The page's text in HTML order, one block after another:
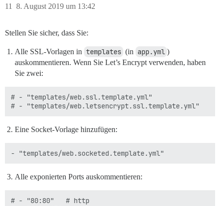
8. August 2019 um 13:42
11
Stellen Sie sicher, dass Sie:
Alle SSL-Vorlagen in templates (in app.yml )
auskommentieren. Wenn Sie Let’s Encrypt verwenden, haben
Sie zwei:
# - "templates/web.ssl.template.yml"
Eine Socket-Vorlage hinzufügen:
Alle exponierten Ports auskommentieren:
# - "80:80"   # http